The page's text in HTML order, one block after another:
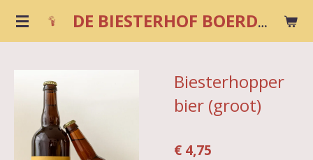
Ga
hoofdinhoud
DE BIESTERHOF BOERDERIJWINKEL
Biesterhopper
bier (groot)
€ 4,75